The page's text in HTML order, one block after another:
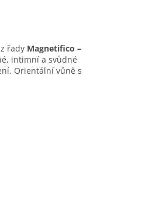
z řady Magnetifico –
intimní a svůdné
Orientální vůně s